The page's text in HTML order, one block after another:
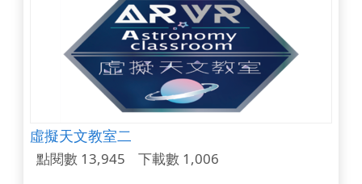
虛擬天文教室二
點閱數 13,945 下載數 1,006